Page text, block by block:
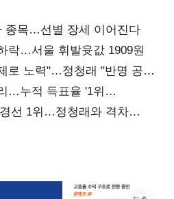
종목…선별 장세 이어진다
락…서울 휘발윳값 1909원
로 노력"…정청래 "반명 공세
…누적 득표율 '1위
선 1위…정청래와 격차